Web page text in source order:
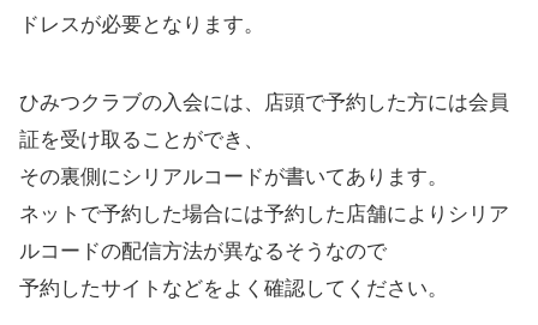
ドレスが必要となります。
ひみつクラブの入会には、店頭で予約した方には会員
証を受け取ることができ、
その裏側にシリアルコードが書いてあります。
ネットで予約した場合には予約した店舗によりシリア
ルコードの配信方法が異なるそうなので
予約したサイトなどをよく確認してください。